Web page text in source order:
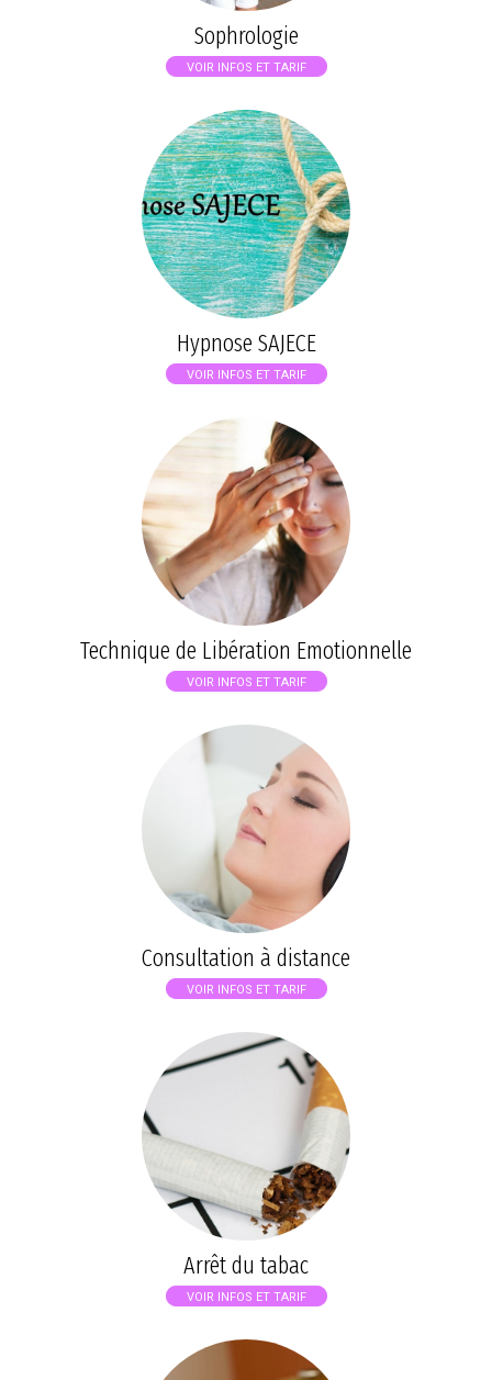
Sophrologie
VOIR INFOS ET TARIF
Hypnose SAJECE
VOIR INFOS ET TARIF
Technique de Libération Emotionnelle
VOIR INFOS ET TARIF
Consultation à distance
VOIR INFOS ET TARIF
Arrêt du tabac
VOIR INFOS ET TARIF